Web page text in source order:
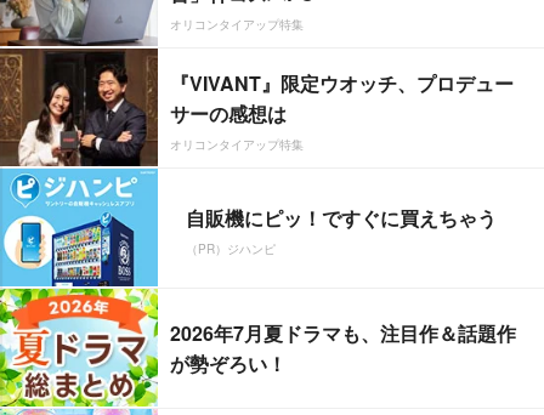
オリコンタイアップ特集
『VIVANT』限定ウオッチ、プロデュー
サーの感想は
オリコンタイアップ特集
自販機にピッ！ですぐに買えちゃう
（PR）ジハンピ
2026年7月夏ドラマも、注目作＆話題作
が勢ぞろい！